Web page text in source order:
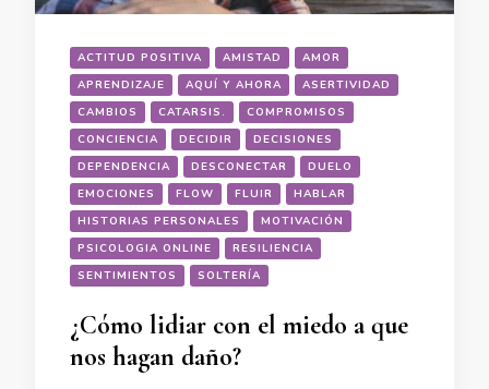
ACTITUD POSITIVA AMISTAD
AMOR
APRENDIZAJE
AQUÍ Y AHORA
ASERTIVIDAD
CAMBIOS
CATARSIS.
COMPROMISOS
CONCIENCIA
DECIDIR
DECISIONES
DEPENDENCIA
DESCONECTAR
DUELO
EMOCIONES
FLOW FLUIR
HABLAR
HISTORIAS PERSONALES
MOTIVACIÓN
PSICOLOGIA ONLINE
RESILIENCIA
SENTIMIENTOS
SOLTERÍA
¿Cómo lidiar con el miedo a que
nos hagan daño?